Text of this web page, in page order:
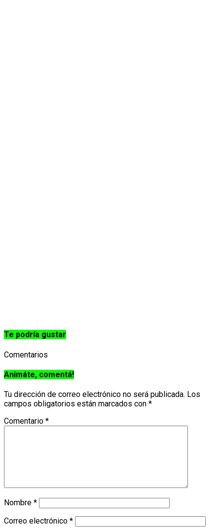
Te podría gustar
Comentarios
Animáte, comentá!
Tu dirección de correo electrónico no será publicada. Los
campos obligatorios están marcados con *
Comentario *
Nombre *
Correo electrónico *